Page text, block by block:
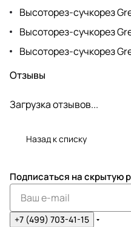
Высоторез-сучкорез
Высоторез-сучкорез
Высоторез-сучкорез
Отзывы
Загрузка отзывов...
Назад к списку
Подписаться на скрытую
+7 (499) 703-41-15